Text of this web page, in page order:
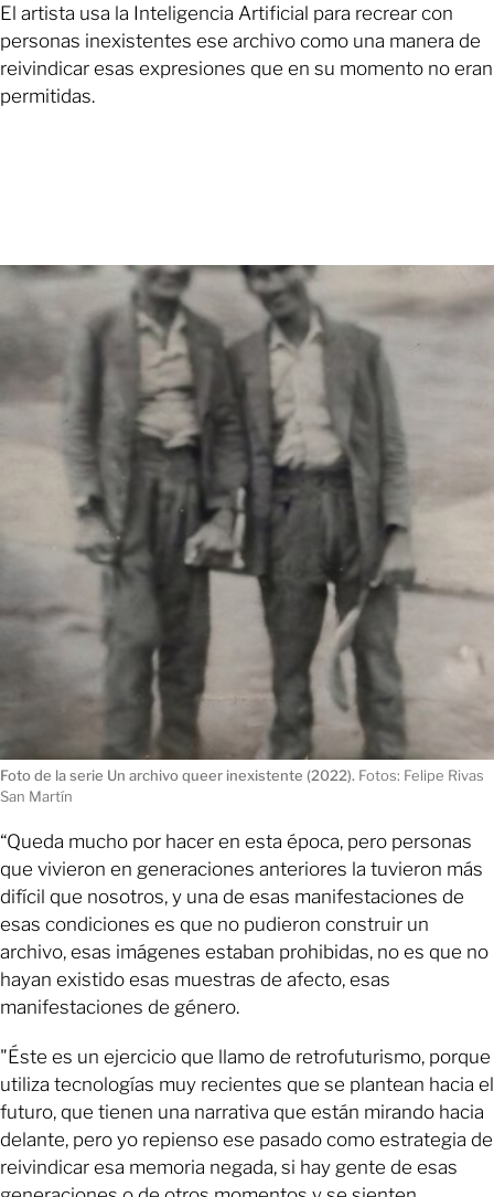
El artista usa la Inteligencia Artificial para recrear con
personas inexistentes ese archivo como una manera de
reivindicar esas expresiones que en su momento no eran
permitidas.
Foto de la serie Un archivo queer inexistente (2022). Fotos: Felipe Rivas
San Martín
“Queda mucho por hacer en esta época, pero personas
que vivieron en generaciones anteriores la tuvieron más
difícil que nosotros, y una de esas manifestaciones de
esas condiciones es que no pudieron construir un
archivo, esas imágenes estaban prohibidas, no es que no
hayan existido esas muestras de afecto, esas
manifestaciones de género.
"Éste es un ejercicio que llamo de retrofuturismo, porque
utiliza tecnologías muy recientes que se plantean hacia el
futuro, que tienen una narrativa que están mirando hacia
delante, pero yo repienso ese pasado como estrategia de
reivindicar esa memoria negada, si hay gente de esas